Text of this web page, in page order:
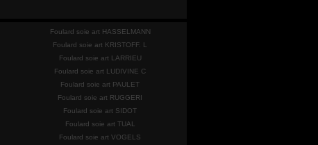
Foulard soie art HASSELMANN
Foulard soie art KRISTOFF. L
Foulard soie art LARRIEU
Foulard soie art LUDIVINE C
Foulard soie art PAULET
Foulard soie art RUGGERI
Foulard soie art SIDOT
Foulard soie art TUAL
Foulard soie art VOGELS